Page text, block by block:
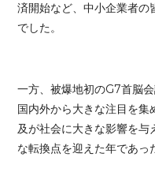
済開始など、中小企業者
でした。
一方、被爆地初のG7首脳
国内外から大きな注目を
及が社会に大きな影響を与
な転換点を迎えた年であっ